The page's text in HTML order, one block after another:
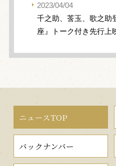
2023/04/04
千之助、莟玉、歌之助
座』トーク付き先行上
ニュースTOP
バックナンバー